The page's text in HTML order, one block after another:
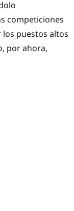
competiciones
puestos altos
por ahora,